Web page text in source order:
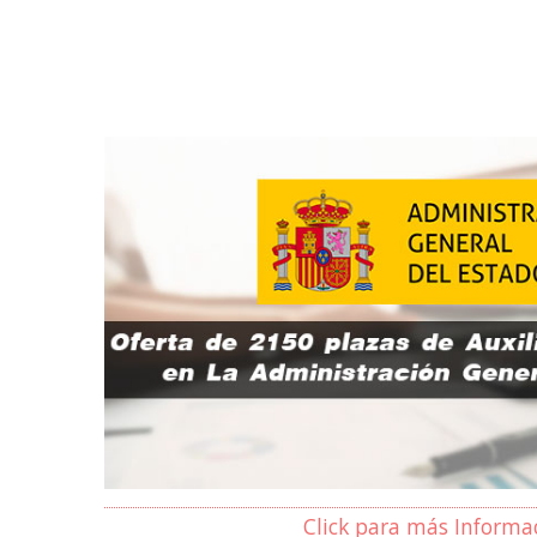
Click para más